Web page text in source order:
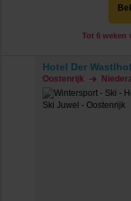
Tot 6 weken
Hotel Der
Oostenrijk